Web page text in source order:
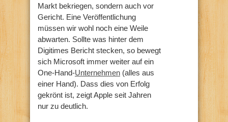
Markt bekriegen, sondern auch vor
Gericht. Eine Veröffentlichung
müssen wir wohl noch eine Weile
abwarten. Sollte was hinter dem
Digitimes Bericht stecken, so bewegt
sich Microsoft immer weiter auf ein
One-Hand-Unternehmen (alles aus
einer Hand). Dass dies von Erfolg
gekrönt ist, zeigt Apple seit Jahren
nur zu deutlich.